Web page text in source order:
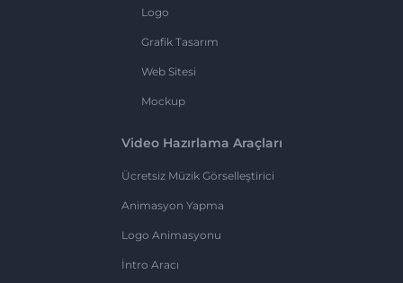
Logo
Grafik Tasarım
Web Sitesi
Mockup
Video Hazırlama Araçları
Ücretsiz Müzik Görselleştirici
Animasyon Yapma
Logo Animasyonu
İntro Aracı